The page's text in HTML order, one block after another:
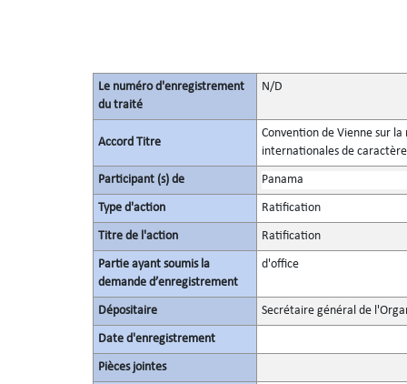
Le numéro d'enregistrement
du traité
N/D
Accord Titre
Convention de Vienne sur
internationales de
Participant (s) de Panama
Type d'action Ratification
Titre de l'action Ratification
Partie ayant soumis la
demande d’enregistrement
d'office
Dépositaire Secrétaire général de
Date d'enregistrement
Pièces jointes